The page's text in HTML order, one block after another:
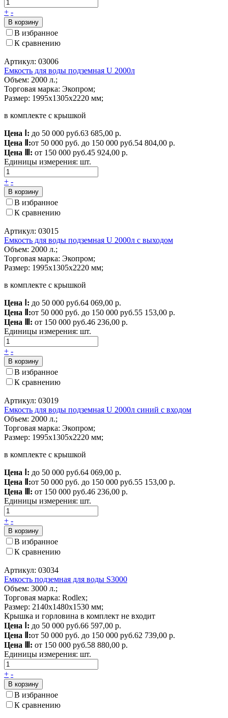
+ -
В корзину
В избранное
К сравнению
Артикул: 03006
Емкость для воды подземная U 2000л
Объем: 2000 л.;
Торговая марка: Экопром;
Размер: 1995x1305x2220 мм;
в комплекте с крышкой
Цена Ⅰ: до 50 000 руб.63 685,00 р.
Цена Ⅱ:от 50 000 руб. до 150 000 руб.54 804,00 р.
Цена Ⅲ: от 150 000 руб.45 924,00 р.
Единицы измерения: шт.
+ -
В корзину
В избранное
К сравнению
Артикул: 03015
Емкость для воды подземная U 2000л с выходом
Объем: 2000 л.;
Торговая марка: Экопром;
Размер: 1995x1305x2220 мм;
в комплекте с крышкой
Цена Ⅰ: до 50 000 руб.64 069,00 р.
Цена Ⅱ:от 50 000 руб. до 150 000 руб.55 153,00 р.
Цена Ⅲ: от 150 000 руб.46 236,00 р.
Единицы измерения: шт.
+ -
В корзину
В избранное
К сравнению
Артикул: 03019
Емкость для воды подземная U 2000л синий с входом
Объем: 2000 л.;
Торговая марка: Экопром;
Размер: 1995x1305x2220 мм;
в комплекте с крышкой
Цена Ⅰ: до 50 000 руб.64 069,00 р.
Цена Ⅱ:от 50 000 руб. до 150 000 руб.55 153,00 р.
Цена Ⅲ: от 150 000 руб.46 236,00 р.
Единицы измерения: шт.
+ -
В корзину
В избранное
К сравнению
Артикул: 03034
Емкость подземная для воды S3000
Объем: 3000 л.;
Торговая марка: Rodlex;
Размер: 2140х1480х1530 мм;
Крышка и горловина в комплект не входит
Цена Ⅰ: до 50 000 руб.66 597,00 р.
Цена Ⅱ:от 50 000 руб. до 150 000 руб.62 739,00 р.
Цена Ⅲ: от 150 000 руб.58 880,00 р.
Единицы измерения: шт.
+ -
В корзину
В избранное
К сравнению